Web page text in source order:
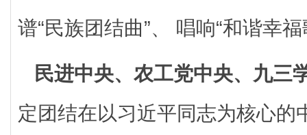
谱“民族团结曲”、 唱响“和谐幸福
民进中央、农工党中央、九三
定团结在以习近平同志为核心的